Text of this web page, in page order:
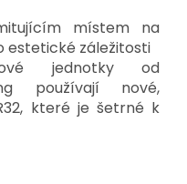
místem na
estetické záležitosti
jednotky od
používají nové,
které je šetrné k